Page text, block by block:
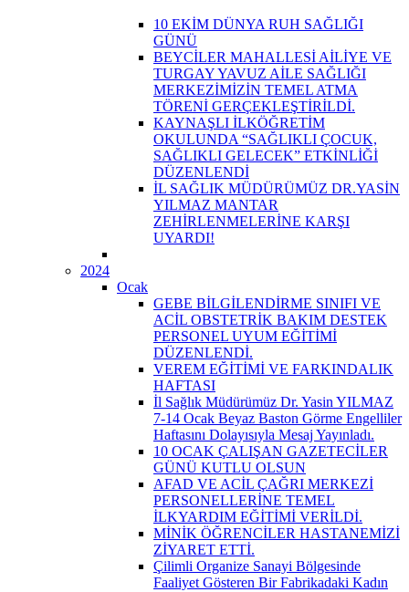
10 EKİM DÜNYA RUH SAĞLIĞI
GÜNÜ
BEYCİLER MAHALLESİ AİLİYE VE
TURGAY YAVUZ AİLE SAĞLIĞI
MERKEZİMİZİN TEMEL ATMA
TÖRENİ GERÇEKLEŞTİRİLDİ.
KAYNAŞLI İLKÖĞRETİM
OKULUNDA “SAĞLIKLI ÇOCUK,
SAĞLIKLI GELECEK” ETKİNLİĞİ
DÜZENLENDİ
İL SAĞLIK MÜDÜRÜMÜZ DR.YASİN
YILMAZ MANTAR
ZEHİRLENMELERİNE KARŞI
UYARDI!
2024
Ocak
GEBE BİLGİLENDİRME SINIFI VE
ACİL OBSTETRİK BAKIM DESTEK
PERSONEL UYUM EĞİTİMİ
DÜZENLENDİ.
VEREM EĞİTİMİ VE FARKINDALIK
HAFTASI
İl Sağlık Müdürümüz Dr. Yasin YILMAZ
7-14 Ocak Beyaz Baston Görme Engelliler
Haftasını Dolayısıyla Mesaj Yayınladı.
10 OCAK ÇALIŞAN GAZETECİLER
GÜNÜ KUTLU OLSUN
AFAD VE ACİL ÇAĞRI MERKEZİ
PERSONELLERİNE TEMEL
İLKYARDIM EĞİTİMİ VERİLDİ.
MİNİK ÖĞRENCİLER HASTANEMİZİ
ZİYARET ETTİ.
Çilimli Organize Sanayi Bölgesinde
Faaliyet Gösteren Bir Fabrikadaki Kadın